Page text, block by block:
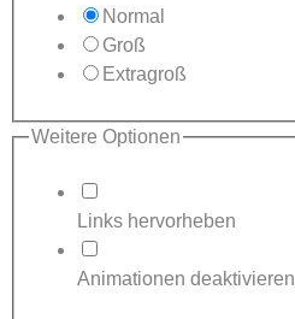
Normal
Groß
Extragroß
Weitere Optionen
Links hervorheben
Animationen deaktivieren